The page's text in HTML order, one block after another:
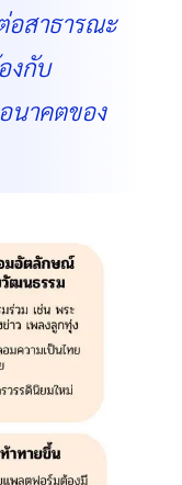
อสาธารณะ
งกับ
นาคตของ